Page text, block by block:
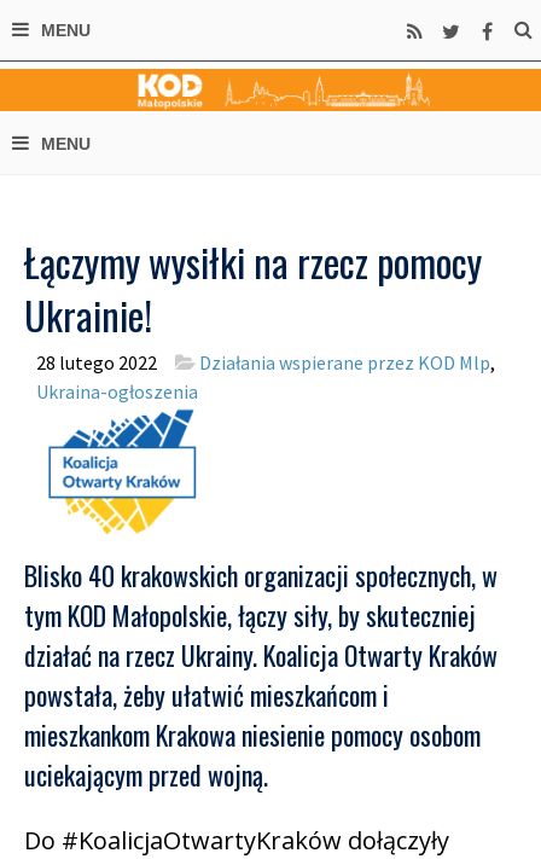
Łączymy wysiłki na rzecz pomocy
Ukrainie!
28 lutego 2022 Działania wspierane przez KOD Mlp,
Ukraina-ogłoszenia
Blisko 40 krakowskich organizacji społecznych, w
tym KOD Małopolskie, łączy siły, by skuteczniej
działać na rzecz Ukrainy. Koalicja Otwarty Kraków
powstała, żeby ułatwić mieszkańcom i
mieszkankom Krakowa niesienie pomocy osobom
uciekającym przed wojną.
Do #KoalicjaOtwartyKraków dołączyły